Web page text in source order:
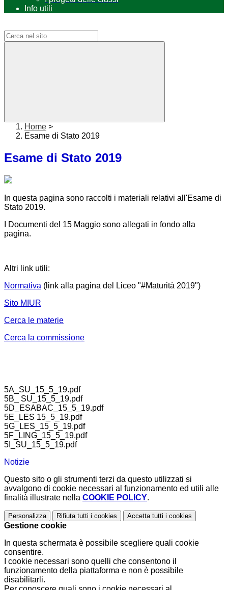
Info utili
Home >
Esame di Stato 2019
Esame di Stato 2019
In questa pagina sono raccolti i materiali relativi all'Esame di
Stato 2019.
I Documenti del 15 Maggio sono allegati in fondo alla
pagina.
Altri link utili:
Normativa (link alla pagina del Liceo "#Maturità 2019")
Sito MIUR
Cerca le materie
Cerca la commissione
5A_SU_15_5_19.pdf
5B_ SU_15_5_19.pdf
5D_ESABAC_15_5_19.pdf
5E_LES 15_5_19.pdf
5G_LES_15_5_19.pdf
5F_LING_15_5_19.pdf
5I_SU_15_5_19.pdf
Notizie
Questo sito o gli strumenti terzi da questo utilizzati si
avvalgono di cookie necessari al funzionamento ed utili alle
finalità illustrate nella COOKIE POLICY.
Personalizza Rifiuta tutti i cookies Accetta tutti i cookies
Gestione cookie
In questa schermata è possibile scegliere quali cookie
consentire.
I cookie necessari sono quelli che consentono il
funzionamento della piattaforma e non è possibile
disabilitarli.